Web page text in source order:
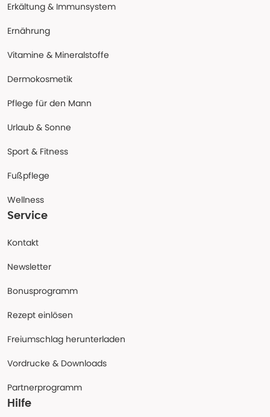
Erkältung & Immunsystem
Ernährung
Vitamine & Mineralstoffe
Dermokosmetik
Pflege für den Mann
Urlaub & Sonne
Sport & Fitness
Fußpflege
Wellness
Service
Kontakt
Newsletter
Bonusprogramm
Rezept einlösen
Freiumschlag herunterladen
Vordrucke & Downloads
Partnerprogramm
Hilfe